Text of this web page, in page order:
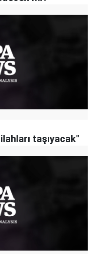
taşıyacak"